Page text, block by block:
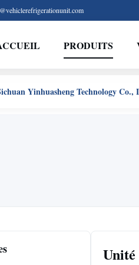
PRODUITS
Yinhuasheng Technology